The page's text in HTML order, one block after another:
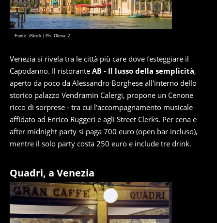
Fonte: iStock | Ph. Olena_Z
Venezia si rivela tra le città più care dove festeggiare il
Capodanno. Il ristorante AB - Il lusso della semplicità,
aperto da poco da Alessandro Borghese all'interno dello
storico palazzo Vendramin Calergi, propone un Cenone
ricco di sorprese - tra cui l'accompagnamento musicale
affidato ad Enrico Ruggeri e agli Street Clerks. Per cena e
after midnight party si paga 700 euro (open bar incluso),
mentre il solo party costa 250 euro e include tre drink.
Quadri, a Venezia